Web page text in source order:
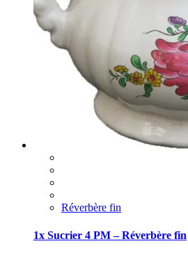
Réverbère fin
1x Sucrier 4 PM – Réverbère fin